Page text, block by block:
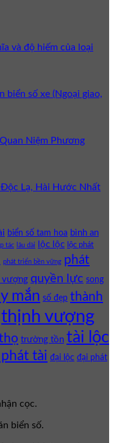
và độ hiếm của loại
biển số xe (Ngoại giao,
Niệm Phương
Độc Lạ, Hài Hước Nhất
biển số tam hoa bình an
tác lâu dài lộc lộc lộc phát
phát triển bền vững phát
vượng quyền lực song
mắn số đẹp thành
thịnh vượng
trường tồn tài lộc
tài đại lộc đại phát
cọc.
biển số.